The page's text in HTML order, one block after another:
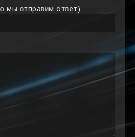
мы отправим ответ)